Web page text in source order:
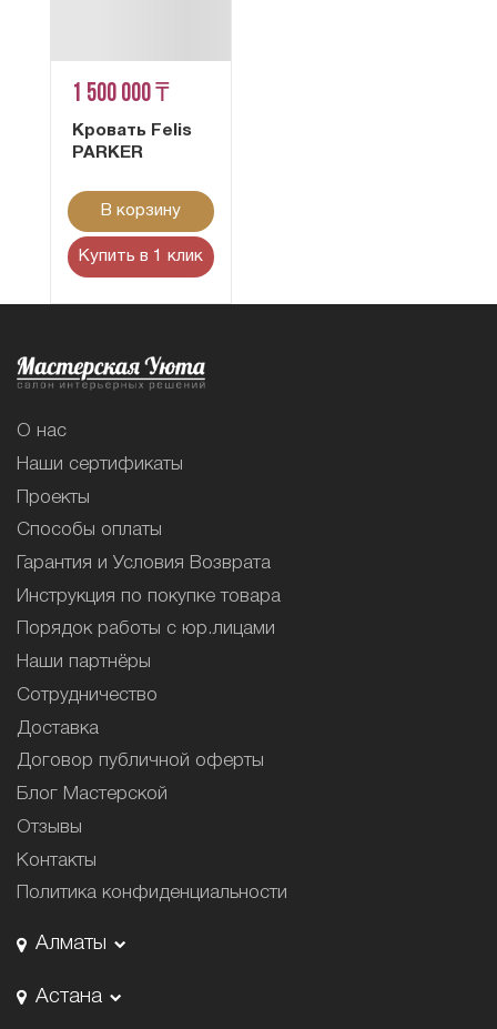
1 500 000 ₸
Кровать Felis
PARKER
В корзину
Купить в 1 клик
О нас
Наши сертификаты
Проекты
Способы оплаты
Гарантия и Условия Возврата
Инструкция по покупке товара
Порядок работы с юр.лицами
Наши партнёры
Сотрудничество
Доставка
Договор публичной оферты
Блог Мастерской
Отзывы
Контакты
Политика конфиденциальности
Алматы
Астана